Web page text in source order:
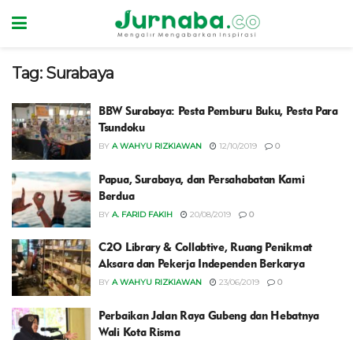
Tag: Surabaya
BBW Surabaya: Pesta Pemburu Buku, Pesta Para
Tsundoku
BY A WAHYU RIZKIAWAN 12/10/2019 0
Papua, Surabaya, dan Persahabatan Kami
Berdua
BY A. FARID FAKIH 20/08/2019 0
C2O Library & Collabtive, Ruang Penikmat
Aksara dan Pekerja Independen Berkarya
BY A WAHYU RIZKIAWAN 23/06/2019 0
Perbaikan Jalan Raya Gubeng dan Hebatnya
Wali Kota Risma